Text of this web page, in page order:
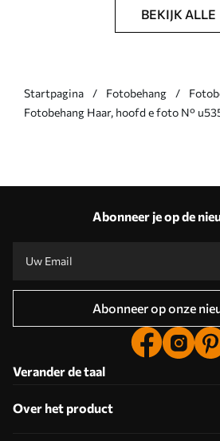
BEKIJK ALLE
Startpagina Fotobehang
Fotobehang Haar, hoofd e foto N°
Abonneer je op de
Abonneer op onze
Verander de taal
Over het product